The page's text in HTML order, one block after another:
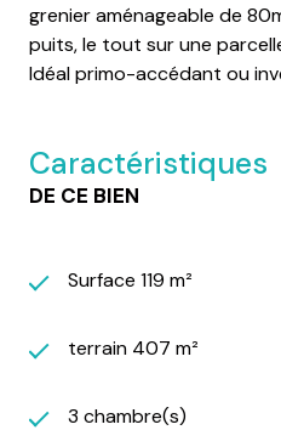
grenier aménageable de
puits, le tout sur une
Idéal primo-accédant ou
Caractéristiques
DE CE BIEN
Surface 119 m²
terrain 407 m²
3 chambre(s)